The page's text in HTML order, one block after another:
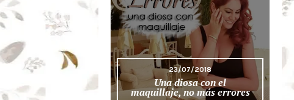
23/07/2018
Una diosa con el
maquillaje, no más errores